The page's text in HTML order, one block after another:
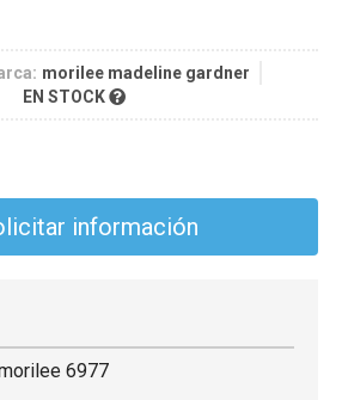
morilee madeline gardner
EN STOCK
información
6977